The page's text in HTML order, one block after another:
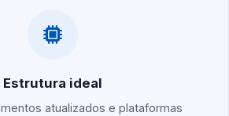
Estrutura ideal
atualizados e plataformas